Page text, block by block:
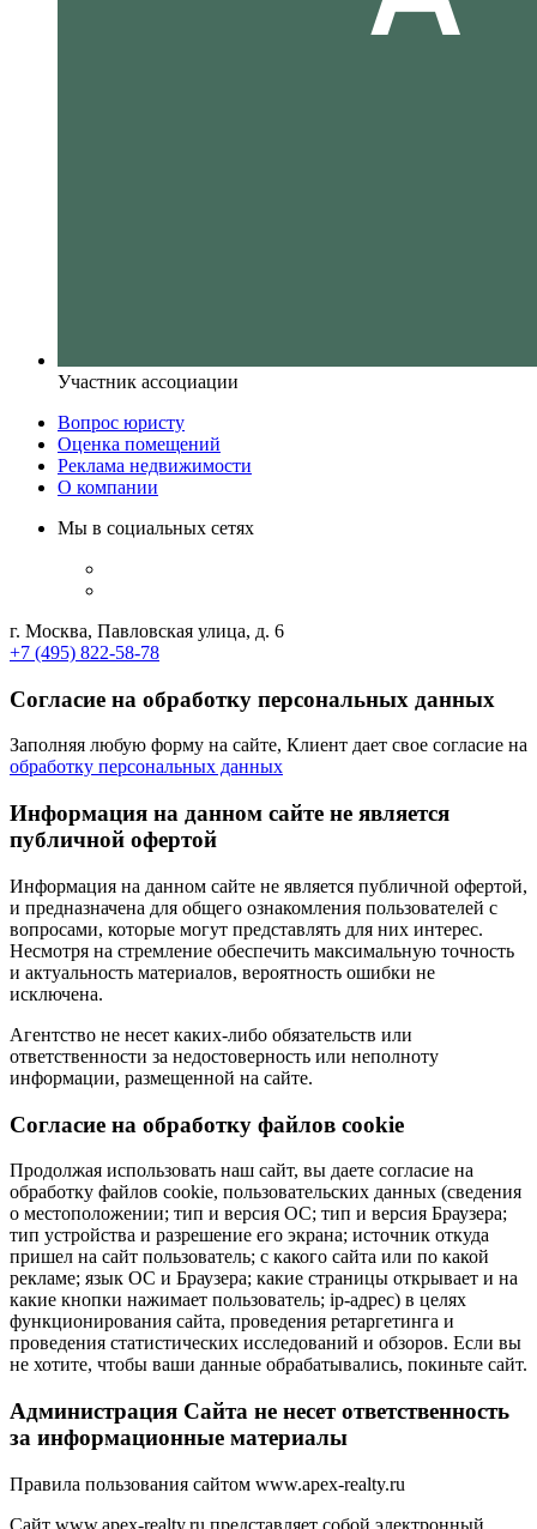
Участник ассоциации
Вопрос юристу
Оценка помещений
Реклама недвижимости
О компании
Мы в социальных сетях
г. Москва, Павловская улица, д. 6
+7 (495) 822-58-78
Согласие на обработку персональных данных
Заполняя любую форму на сайте, Клиент дает свое согласие на
обработку персональных данных
Информация на данном сайте не является
публичной офертой
Информация на данном сайте не является публичной офертой,
и предназначена для общего ознакомления пользователей с
вопросами, которые могут представлять для них интерес.
Несмотря на стремление обеспечить максимальную точность
и актуальность материалов, вероятность ошибки не
исключена.
Агентство не несет каких-либо обязательств или
ответственности за недостоверность или неполноту
информации, размещенной на сайте.
Cогласие на обработку файлов cookie
Продолжая использовать наш сайт, вы даете согласие на
обработку файлов cookie, пользовательских данных (сведения
о местоположении; тип и версия ОС; тип и версия Браузера;
тип устройства и разрешение его экрана; источник откуда
пришел на сайт пользователь; с какого сайта или по какой
рекламе; язык ОС и Браузера; какие страницы открывает и на
какие кнопки нажимает пользователь; ip-адрес) в целях
функционирования сайта, проведения ретаргетинга и
проведения статистических исследований и обзоров. Если вы
не хотите, чтобы ваши данные обрабатывались, покиньте сайт.
Администрация Сайта не несет ответственность
за информационные материалы
Правила пользования сайтом www.apex-realty.ru
Сайт www.apex-realty.ru представляет собой электронный